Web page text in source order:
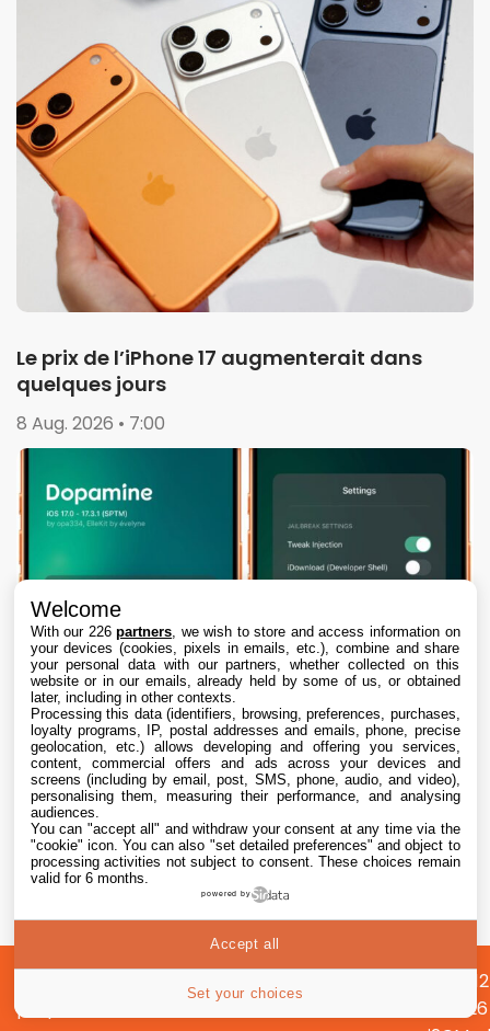
Le prix de l’iPhone 17 augmenterait dans
quelques jours
8 Aug. 2026 • 7:00
Dopamine 3, le jailbreak pour iOS 26 sur
iPhone, est disponible
7 Aug. 2026 • 22:44
propos
©
2026
Welcome
With our 226partners , we wish to store and access information on
your devices (cookies, pixels in emails, etc.), combine and share
your personal data with our partners, whether collected on this
website or in our emails, already held by some of us, or obtained
later, including in other contexts.
Processing this data (identifiers, browsing, preferences, purchases,
loyalty programs, IP, postal addresses and emails, phone, precise
geolocation, etc.) allows developing and offering you services,
content, commercial offers and ads across your devices and
screens (including by email, post, SMS, phone, audio, and video),
personalising them, measuring their performance, and analysing
audiences.
You can "accept all" and withdraw your consent at any time via the
"cookie" icon. You can also "set detailed preferences" and object to
processing activities not subject to consent. These choices remain
valid for 6 months.
powered by
Set your choices
Accept all